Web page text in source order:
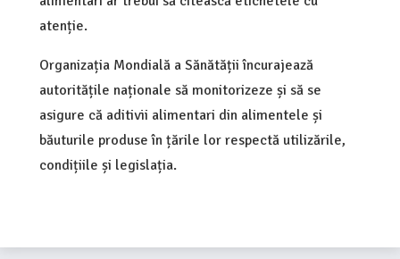
atenție.
Organizația Mondială a Sănătății încurajează
autoritățile naționale să monitorizeze și să se
asigure că aditivii alimentari din alimentele și
băuturile produse în țările lor respectă utilizările,
condițiile și legislația.